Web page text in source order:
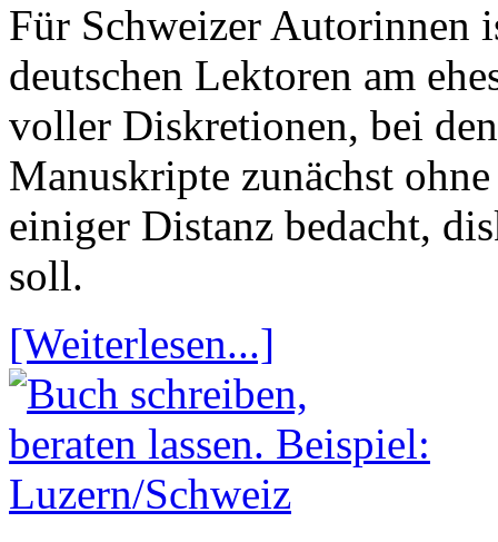
Für Schweizer Autorinnen
deutschen Lektoren am
voller Diskretionen, bei
Manuskripte zunächst
einiger Distanz bedacht,
soll.
[Weiterlesen...]